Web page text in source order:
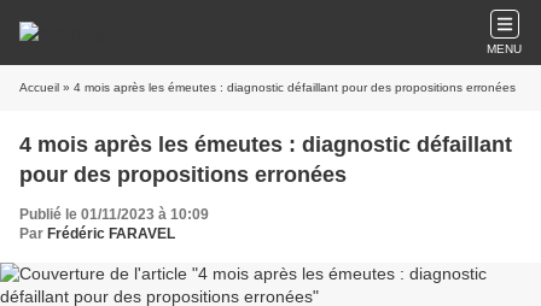
MENU
Accueil » 4 mois après les émeutes : diagnostic défaillant pour des propositions erronées
4 mois après les émeutes : diagnostic défaillant
pour des propositions erronées
Publié le 01/11/2023 à 10:09
Par Frédéric FARAVEL